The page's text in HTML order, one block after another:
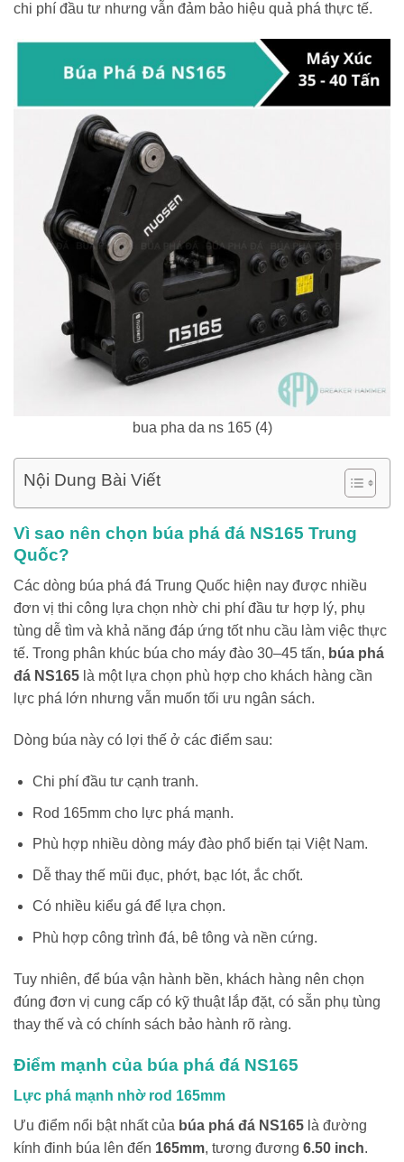
chi phí đầu tư nhưng vẫn đảm bảo hiệu quả phá thực tế.
bua pha da ns 165 (4)
Nội Dung Bài Viết
Vì sao nên chọn búa phá đá NS165 Trung
Quốc?
Các dòng búa phá đá Trung Quốc hiện nay được nhiều
đơn vị thi công lựa chọn nhờ chi phí đầu tư hợp lý, phụ
tùng dễ tìm và khả năng đáp ứng tốt nhu cầu làm việc thực
tế. Trong phân khúc búa cho máy đào 30–45 tấn, búa phá
đá NS165 là một lựa chọn phù hợp cho khách hàng cần
lực phá lớn nhưng vẫn muốn tối ưu ngân sách.
Dòng búa này có lợi thế ở các điểm sau:
Chi phí đầu tư cạnh tranh.
Rod 165mm cho lực phá mạnh.
Phù hợp nhiều dòng máy đào phổ biến tại Việt Nam.
Dễ thay thế mũi đục, phớt, bạc lót, ắc chốt.
Có nhiều kiểu gá để lựa chọn.
Phù hợp công trình đá, bê tông và nền cứng.
Tuy nhiên, để búa vận hành bền, khách hàng nên chọn
đúng đơn vị cung cấp có kỹ thuật lắp đặt, có sẵn phụ tùng
thay thế và có chính sách bảo hành rõ ràng.
Điểm mạnh của búa phá đá NS165
Lực phá mạnh nhờ rod 165mm
Ưu điểm nổi bật nhất của búa phá đá NS165 là đường
kính đinh búa lên đến 165mm, tương đương 6.50 inch.